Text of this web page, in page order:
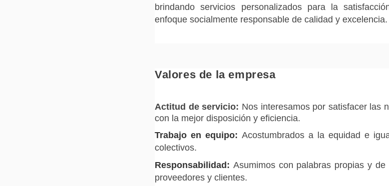
brindando servicios personalizados para la
enfoque socialmente responsable de calidad y excelencia.
Valores de la empresa
Actitud de servicio: Nos interesamos por satisfacer las
con la mejor disposición y eficiencia.
Trabajo en equipo: Acostumbrados a la equidad e
colectivos.
Responsabilidad: Asumimos con palabras propias y
proveedores y clientes.